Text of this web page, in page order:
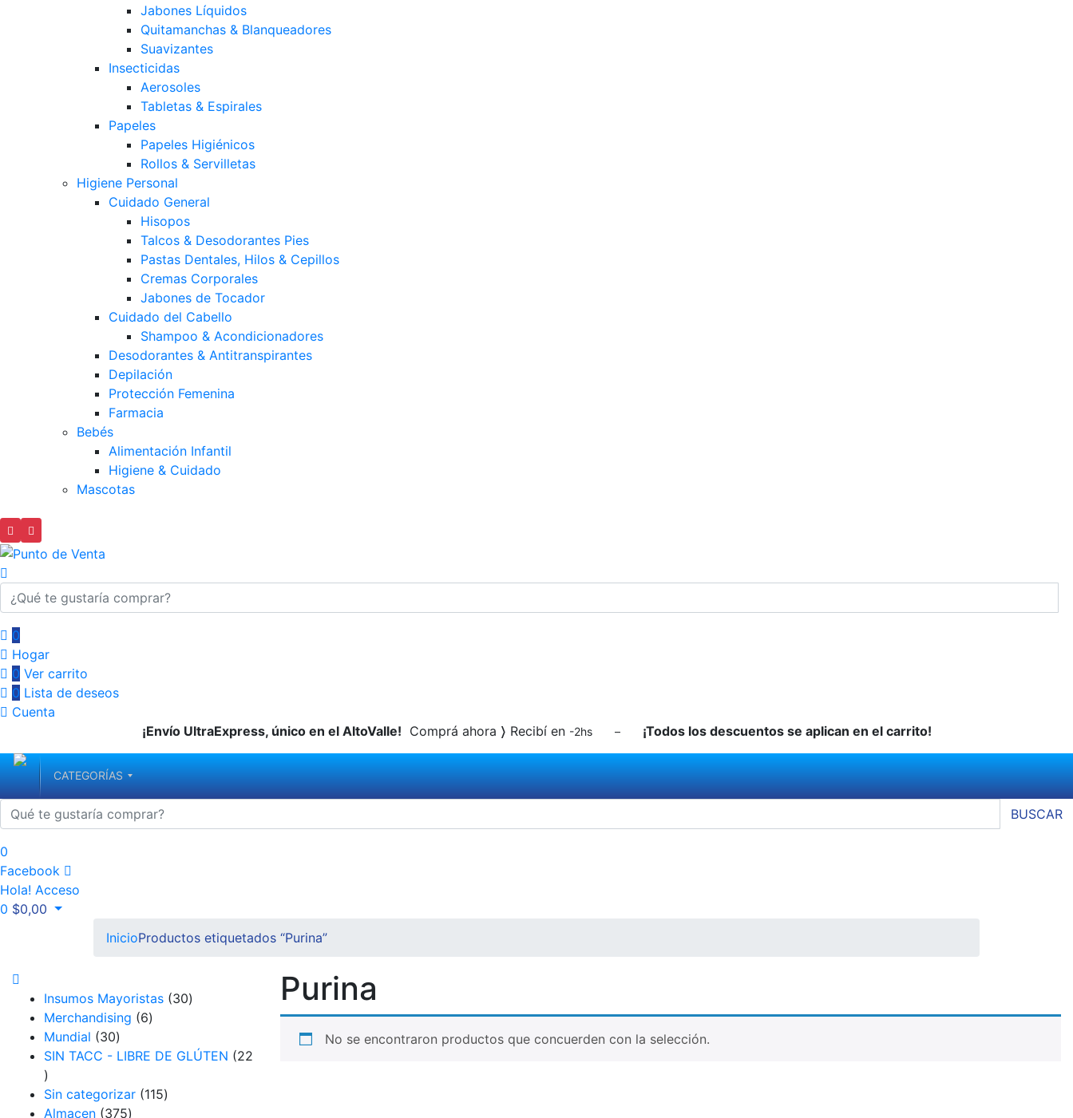
Jabones Líquidos
Quitamanchas & Blanqueadores
Suavizantes
Insecticidas
Aerosoles
Tabletas & Espirales
Papeles
Papeles Higiénicos
Rollos & Servilletas
Higiene Personal
Cuidado General
Hisopos
Talcos & Desodorantes Pies
Pastas Dentales, Hilos & Cepillos
Cremas Corporales
Jabones de Tocador
Cuidado del Cabello
Shampoo & Acondicionadores
Desodorantes & Antitranspirantes
Depilación
Protección Femenina
Farmacia
Bebés
Alimentación Infantil
Higiene & Cuidado
Mascotas
0
Hogar
0 Ver carrito
0 Lista de deseos
Cuenta
¡Envío UltraExpress, único en el AltoValle! Comprá ahora 〉 Recibí en -2hs – ¡Todos los descuentos se aplican en el carrito!
CATEGORÍAS
BUSCAR
0
Facebook
Hola! Acceso
0 $0,00
InicioProductos etiquetados “Purina”
Purina
No se encontraron productos que concuerden con la selección.
Insumos Mayoristas 303
r
Merchandising 66
r
d
Mundial 303
0
r
o
SIN TACC - LIBRE DE GLÚTEN
22
2
2
p
Sin categorizar 1151
Almacen 3753